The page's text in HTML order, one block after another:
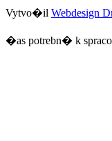
Vytvo�il Webdesign
�as potrebn� k